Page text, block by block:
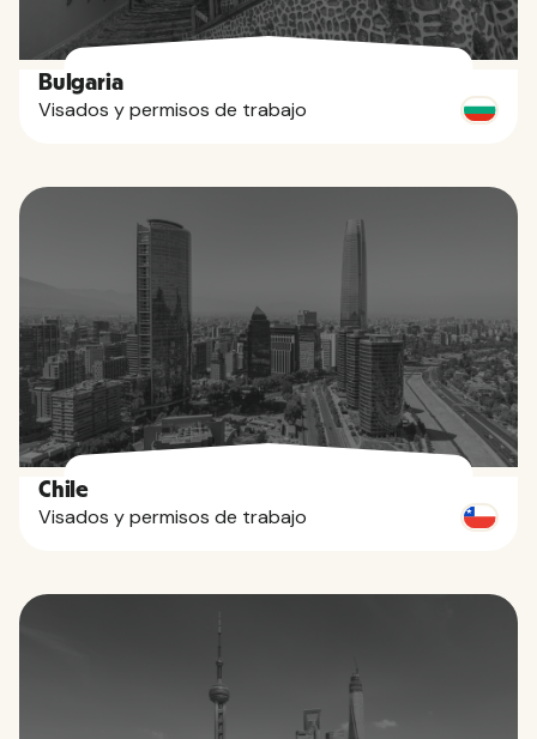
Bulgaria
Visados y permisos de trabajo
Chile
Visados y permisos de trabajo